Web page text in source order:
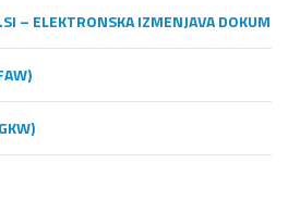
– ELEKTRONSKA IZMENJAVA